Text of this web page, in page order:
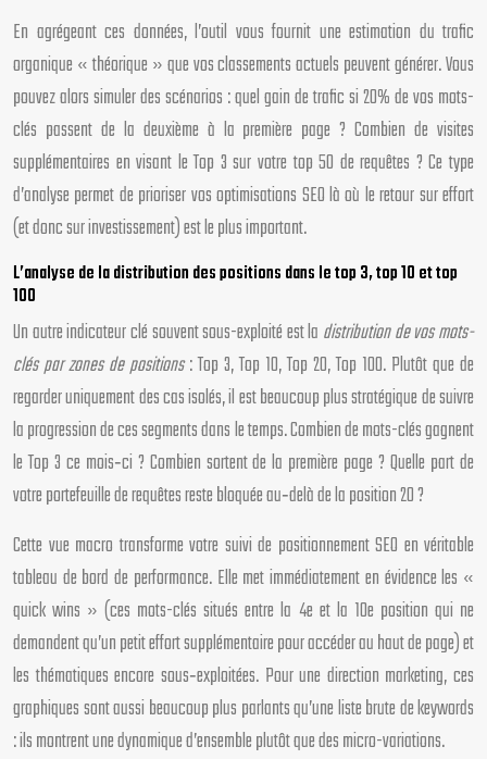
En agrégeant ces données, l’outil vous fournit une estimation du trafic
organique « théorique » que vos classements actuels peuvent générer. Vous
pouvez alors simuler des scénarios : quel gain de trafic si 20% de vos mots-
clés passent de la deuxième à la première page ? Combien de visites
supplémentaires en visant le Top 3 sur votre top 50 de requêtes ? Ce type
d’analyse permet de prioriser vos optimisations SEO là où le retour sur effort
(et donc sur investissement) est le plus important.
L’analyse de la distribution des positions dans le top 3, top 10 et top
100
Un autre indicateur clé souvent sous-exploité est la distribution de vos mots-
clés par zones de positions: Top 3, Top 10, Top 20, Top 100. Plutôt que de
regarder uniquement des cas isolés, il est beaucoup plus stratégique de suivre
la progression de ces segments dans le temps. Combien de mots-clés gagnent
le Top 3 ce mois‑ci ? Combien sortent de la première page ? Quelle part de
votre portefeuille de requêtes reste bloquée au‑delà de la position 20 ?
Cette vue macro transforme votre suivi de positionnement SEO en véritable
tableau de bord de performance. Elle met immédiatement en évidence les «
quick wins » (ces mots-clés situés entre la 4e et la 10e position qui ne
demandent qu’un petit effort supplémentaire pour accéder au haut de page) et
les thématiques encore sous‑exploitées. Pour une direction marketing, ces
graphiques sont aussi beaucoup plus parlants qu’une liste brute de keywords
: ils montrent une dynamique d’ensemble plutôt que des micro-variations.